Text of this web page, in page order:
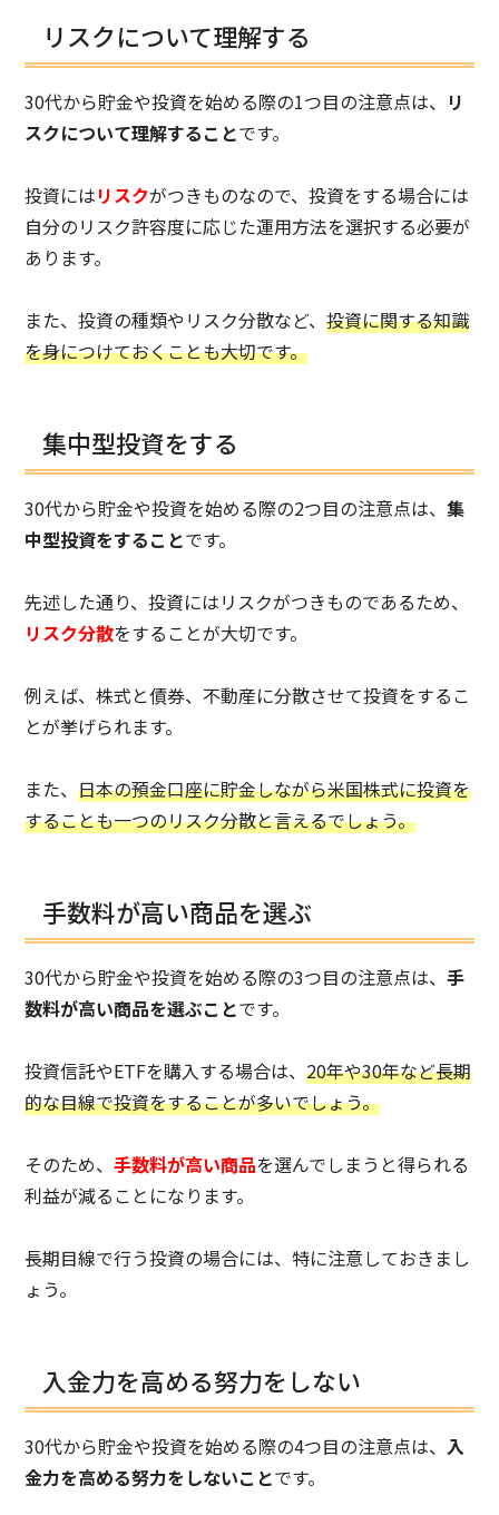
リスクについて理解する
30代から貯金や投資を始める際の1つ目の注意点は、 リ
スクについて理解することです。
投資にはリスクがつきものなので、投資をする場合には
自分のリスク許容度に応じた運用方法を選択する必要が
あります。
また、投資の種類やリスク分散など、投資に関する知識
を身につけておくことも大切です。
集中型投資をする
30代から貯金や投資を始める際の2つ目の注意点は、集
中型投資をすることです。
先述した通り、投資にはリスクがつきものであるため、
リスク分散をすることが大切です。
例えば、株式と債券、不動産に分散させて投資をするこ
とが挙げられます。
また、日本の預金口座に貯金しながら米国株式に投資を
することも一つのリスク分散と言えるでしょう。
手数料が高い商品を選ぶ
30代から貯金や投資を始める際の3つ目の注意点は、手
数料が高い商品を選ぶことです。
投資信託やETFを購入する場合は、20年や30年など長期
的な目線で投資をすることが多いでしょう。
そのため、手数料が高い商品を選んでしまうと得られる
利益が減ることになります。
長期目線で行う投資の場合には、特に注意しておきまし
ょう。
入金力を高める努力をしない
30代から貯金や投資を始める際の4つ目の注意点は、 入
金力を高める努力をしないことです。